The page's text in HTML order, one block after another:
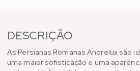
DESCRIÇÃO
As Persianas Romanas Andrelux são
uma maior sofisticação e uma